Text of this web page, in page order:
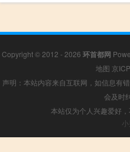
Copyright © 2012 - 2026 环首都网
地图 京
声明：本站内容来自互联网，如信息有
会及时
本站仅为个人兴趣爱好